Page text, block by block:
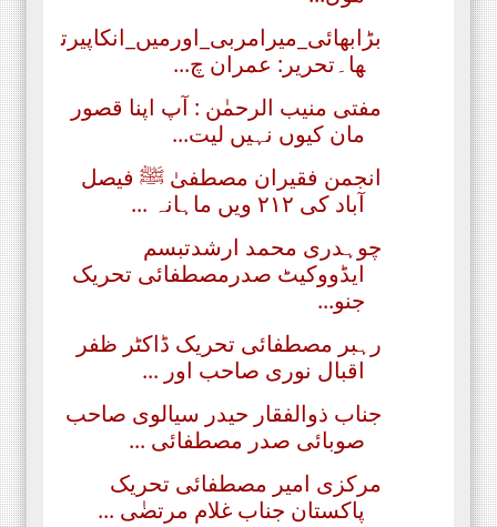
بڑابھائی_میرامربی_اورمیں_انکاپیرت
ھا۔تحریر: عمران چ...
مفتی منیب الرحمٰن : آپ اپنا قصور
مان کیوں نہیں لیت...
انجمن فقیران مصطفیٰ ﷺ فیصل
آباد کی ۲۱۲ ویں ماہانہ ...
چوہدری محمد ارشدتبسم
ایڈووکیٹ صدرمصطفائی تحریک
جنو...
رہبر مصطفائی تحریک ڈاکٹر ظفر
اقبال نوری صاحب اور ...
جناب ذوالفقار حیدر سیالوی صاحب
صوبائی صدر مصطفائی ...
مرکزی امیر مصطفائی تحریک
پاکستان جناب غلام مرتضٰی ...